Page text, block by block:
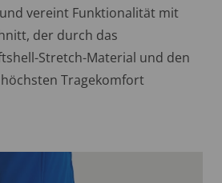
vereint Funktionalität mit
der durch das
Stretch-Material und den
Tragekomfort